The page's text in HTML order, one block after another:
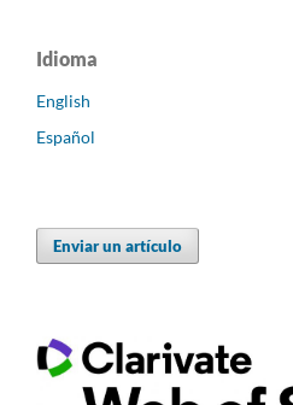
Idioma
English
Español
Enviar un artículo